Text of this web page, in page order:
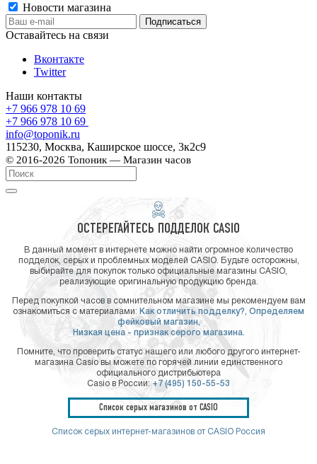
Новости магазина
Оставайтесь на связи
Вконтакте
Twitter
Наши контакты
+7 966 978 10 69
+7 966 978 10 69
info@toponik.ru
115230, Москва, Каширское шоссе, 3к2с9
© 2016-2026 Топоник — Магазин часов
ОСТЕРЕГАЙТЕСЬ ПОДДЕЛОК CASIO
В данный момент в интернете можно найти огромное количество
подделок, серых и проблемных моделей CASIO. Будьте осторожны,
выбирайте для покупок только официальные магазины CASIO,
реализующие оригинальную продукцию бренда.
Перед покупкой часов в сомнительном магазине мы рекомендуем вам
ознакомиться с материалами: Как отличить подделку?, Определяем
фейковый магазин,
Низкая цена - признак серого магазина.
Помните, что проверить статус нашего или любого другого интернет-
магазина Casio вы можете по горячей линии единственного
официального дистрибьютера
Casio в России: +7 (495) 150-55-53
Список серых магазинов от CASIO
Список серых интернет-магазинов от CASIO Россия